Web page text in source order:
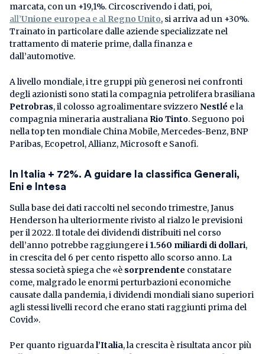
marcata, con un +19,1%. Circoscrivendo i dati, poi,
all’Unione europea e al Regno Unito, si arriva ad un +30%.
Trainato in particolare dalle aziende specializzate nel
trattamento di materie prime, dalla finanza e
dall’automotive.
A livello mondiale, i tre gruppi più generosi nei confronti
degli azionisti sono stati la compagnia petrolifera brasiliana
Petrobras, il colosso agroalimentare svizzero Nestlé e la
compagnia mineraria australiana Rio Tinto. Seguono poi
nella top ten mondiale China Mobile, Mercedes-Benz, BNP
Paribas, Ecopetrol, Allianz, Microsoft e Sanofi.
In Italia + 72%. A guidare la classifica Generali,
Eni e Intesa
Sulla base dei dati raccolti nel secondo trimestre, Janus
Henderson ha ulteriormente rivisto al rialzo le previsioni
per il 2022. Il totale dei dividendi distribuiti nel corso
dell’anno potrebbe raggiungerei 1.560 miliardi di dollari,
in crescita del 6 per cento rispetto allo scorso anno. La
stessa società spiega che «è sorprendente constatare
come, malgrado le enormi perturbazioni economiche
causate dalla pandemia, i dividendi mondiali siano superiori
agli stessi livelli record che erano stati raggiunti prima del
Covid».
Per quanto riguardal’Italia, la crescita è risultata ancor più